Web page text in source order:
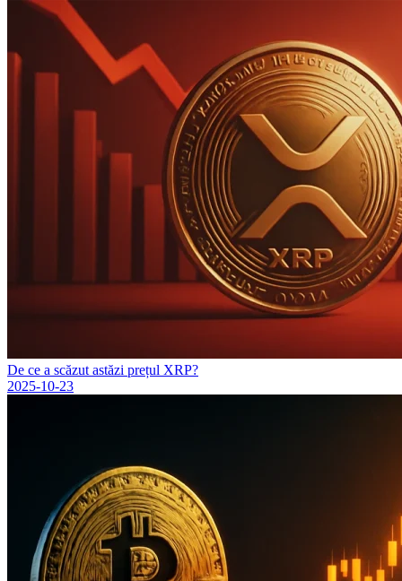
De ce a scăzut astăzi prețul XRP?
2025-10-23